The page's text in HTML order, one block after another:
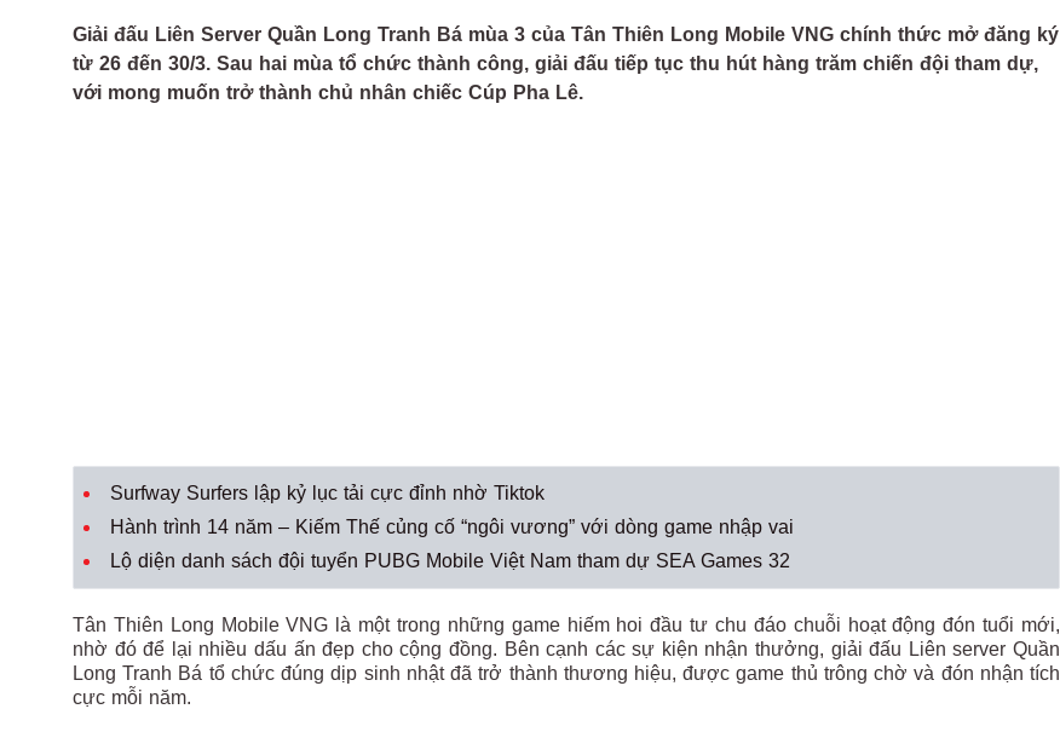
Giải đấu Liên Server Quần Long Tranh Bá mùa 3 của Tân Thiên Long Mobile VNG chính thức mở đăng ký
từ 26 đến 30/3. Sau hai mùa tổ chức thành công, giải đấu tiếp tục thu hút hàng trăm chiến đội tham dự,
với mong muốn trở thành chủ nhân chiếc Cúp Pha Lê.
Surfway Surfers lập kỷ lục tải cực đỉnh nhờ Tiktok
Hành trình 14 năm – Kiếm Thế củng cố “ngôi vương” với dòng game nhập vai
Lộ diện danh sách đội tuyển PUBG Mobile Việt Nam tham dự SEA Games 32
Tân Thiên Long Mobile VNG là một trong những game hiếm hoi đầu tư chu đáo chuỗi hoạt động đón tuổi mới,
nhờ đó để lại nhiều dấu ấn đẹp cho cộng đồng. Bên cạnh các sự kiện nhận thưởng, giải đấu Liên server Quần
Long Tranh Bá tổ chức đúng dịp sinh nhật đã trở thành thương hiệu, được game thủ trông chờ và đón nhận tích
cực mỗi năm.